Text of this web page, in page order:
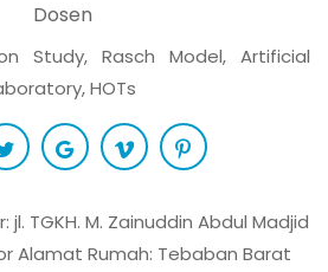
Dosen
Study, Rasch Model, Artificial
HOTs
TGKH. M. Zainuddin Abdul Madjid
Alamat Rumah: Tebaban Barat